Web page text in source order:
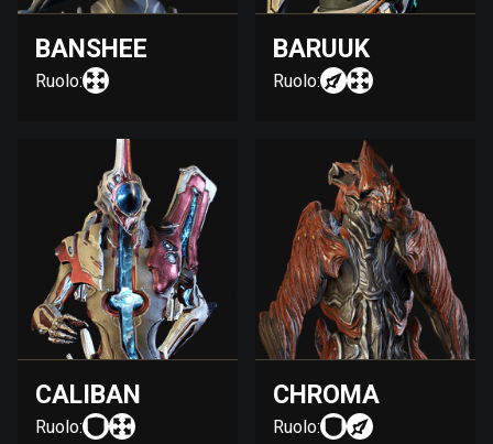
BANSHEE
Ruolo:
BARUUK
Ruolo:
CALIBAN
Ruolo:
CHROMA
Ruolo: